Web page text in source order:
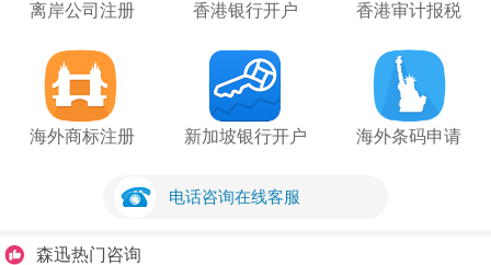
离岸公司注册 香港银行开户 香港审计报税
海外商标注册 新加坡银行开户 海外条码申请
电话咨询在线客服
森迅热门咨询